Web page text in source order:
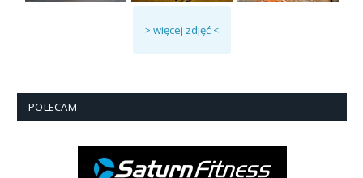
> więcej zdjęć <
POLECAM